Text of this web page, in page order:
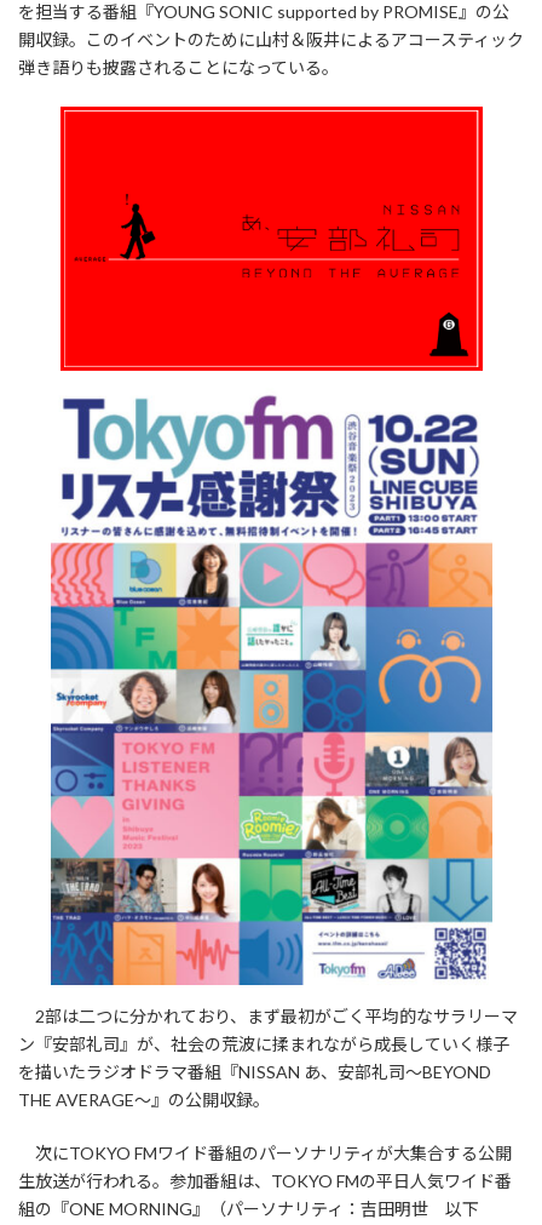
を担当する番組『YOUNG SONIC supported by PROMISE』の公
開収録。このイベントのために山村＆阪井によるアコースティック
弾き語りも披露されることになっている。
2部は二つに分かれており、まず最初がごく平均的なサラリーマ
ン『安部礼司』が、社会の荒波に揉まれながら成長していく様子
を描いたラジオドラマ番組『NISSAN あ、安部礼司～BEYOND
THE AVERAGE～』の公開収録。
次にTOKYO FMワイド番組のパーソナリティが大集合する公開
生放送が行われる。参加番組は、TOKYO FMの平日人気ワイド番
組の『ONE MORNING』（パーソナリティ：吉田明世 以下